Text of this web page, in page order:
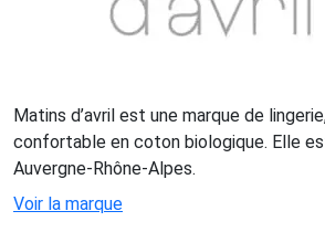
Matins d’avril est une marque de
confortable en coton biologique. Elle
Auvergne-Rhône-Alpes.
Voir la marque